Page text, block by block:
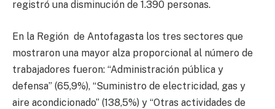
registró una disminución de 1.390 personas.
En la Región de Antofagasta los tres sectores que
mostraron una mayor alza proporcional al número de
trabajadores fueron: “Administración pública y
defensa” (65,9%), “Suministro de electricidad, gas y
aire acondicionado” (138,5%) y “Otras actividades de